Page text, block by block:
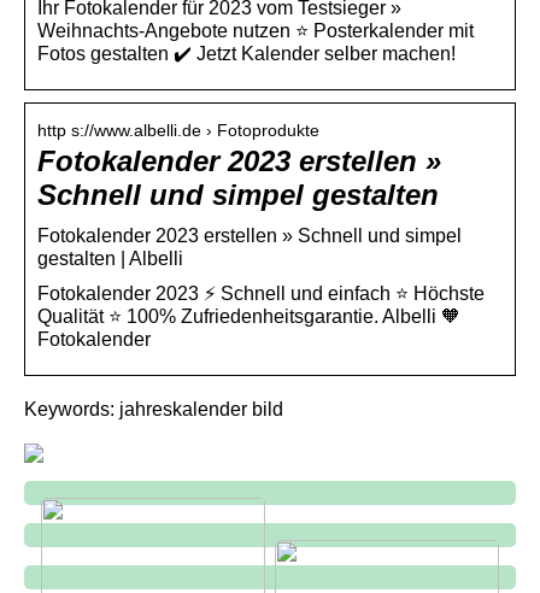
Ihr Fotokalender für 2023 vom Testsieger »
Weihnachts-Angebote nutzen ⭐ Posterkalender mit
Fotos gestalten ✔️ Jetzt Kalender selber machen!
http s://www.albelli.de › Fotoprodukte
Fotokalender 2023 erstellen »
Schnell und simpel gestalten
Fotokalender 2023 erstellen » Schnell und simpel
gestalten | Albelli
Fotokalender 2023 ⚡ Schnell und einfach ⭐ Höchste
Qualität ⭐ 100% Zufriedenheitsgarantie. Albelli 🧡
Fotokalender
Keywords: jahreskalender bild